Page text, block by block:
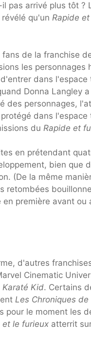
pas arrivé plus tôt
qu'un Rapide
de la franchise
les
dans
Donna Langley
des personnages,
dans
du Rapide et
en prétendant
bien que
(De la même
retombées
première avant
d'autres
Cinematic
Karaté Kid. Certains
Les Chroniques de
pour le moment les
et le furieux atterrit